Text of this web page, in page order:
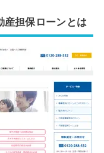
産担保ローンとは